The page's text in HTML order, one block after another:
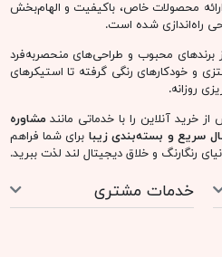
محصولات خاص، باکیفیت و الهام‌بخش
راه‌اندازی شده است.
برندهای محبوب و طراحی‌های منحصربه‌فرد
و خودکارهای رنگی گرفته تا استیکرهای
روزانه.
خرید آنلاین را با خدماتی مانندمشاوره
سریع و بسته‌بندی زیبا برای شما فراهم
رنگارنگ و خلاق دیجیتال لند لذت ببرید.
خدمات مشتری